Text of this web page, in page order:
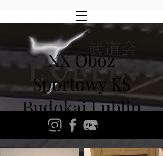
XX Obóz
Sportowy KS
Budokai Lublin
Dzień VII